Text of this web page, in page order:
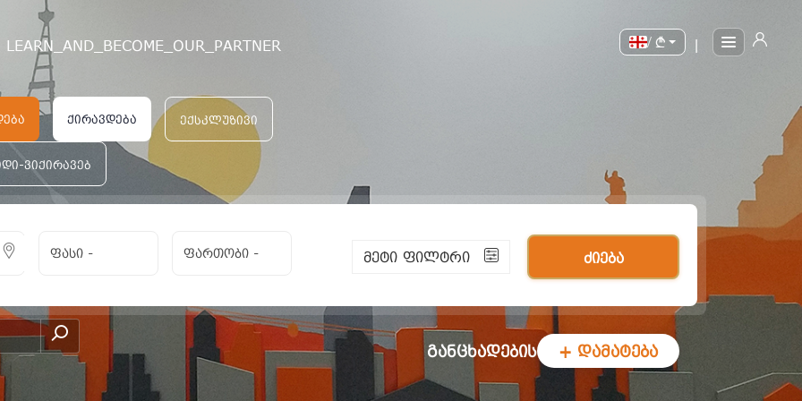
LEARN_AND_BECOME_OUR_PARTNER /
სახლი ორთაჭალაში
ქირავდება ექსკლუზივი
ვიქირავებ
ფასი - ფართობი - მეტი ფილტრი ძიება
განცხადების + დამატება